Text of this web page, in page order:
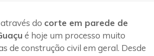
do corte em parede de
é hoje um processo muito
de construção civil em geral. Desde